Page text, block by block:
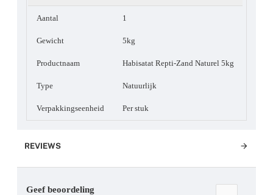
Aantal 1
Gewicht 5kg
Productnaam Habisatat Repti-Zand Naturel 5kg
Type Natuurlijk
Verpakkingseenheid Per stuk
REVIEWS
Geef beoordeling